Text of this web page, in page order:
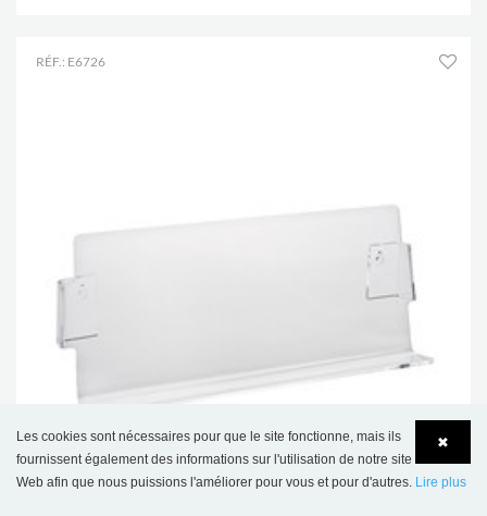
RÉF.: E6726
✖
Les cookies sont nécessaires pour que le site fonctionne, mais ils
fournissent également des informations sur l'utilisation de notre site
Web afin que nous puissions l'améliorer pour vous et pour d'autres. Lire plus